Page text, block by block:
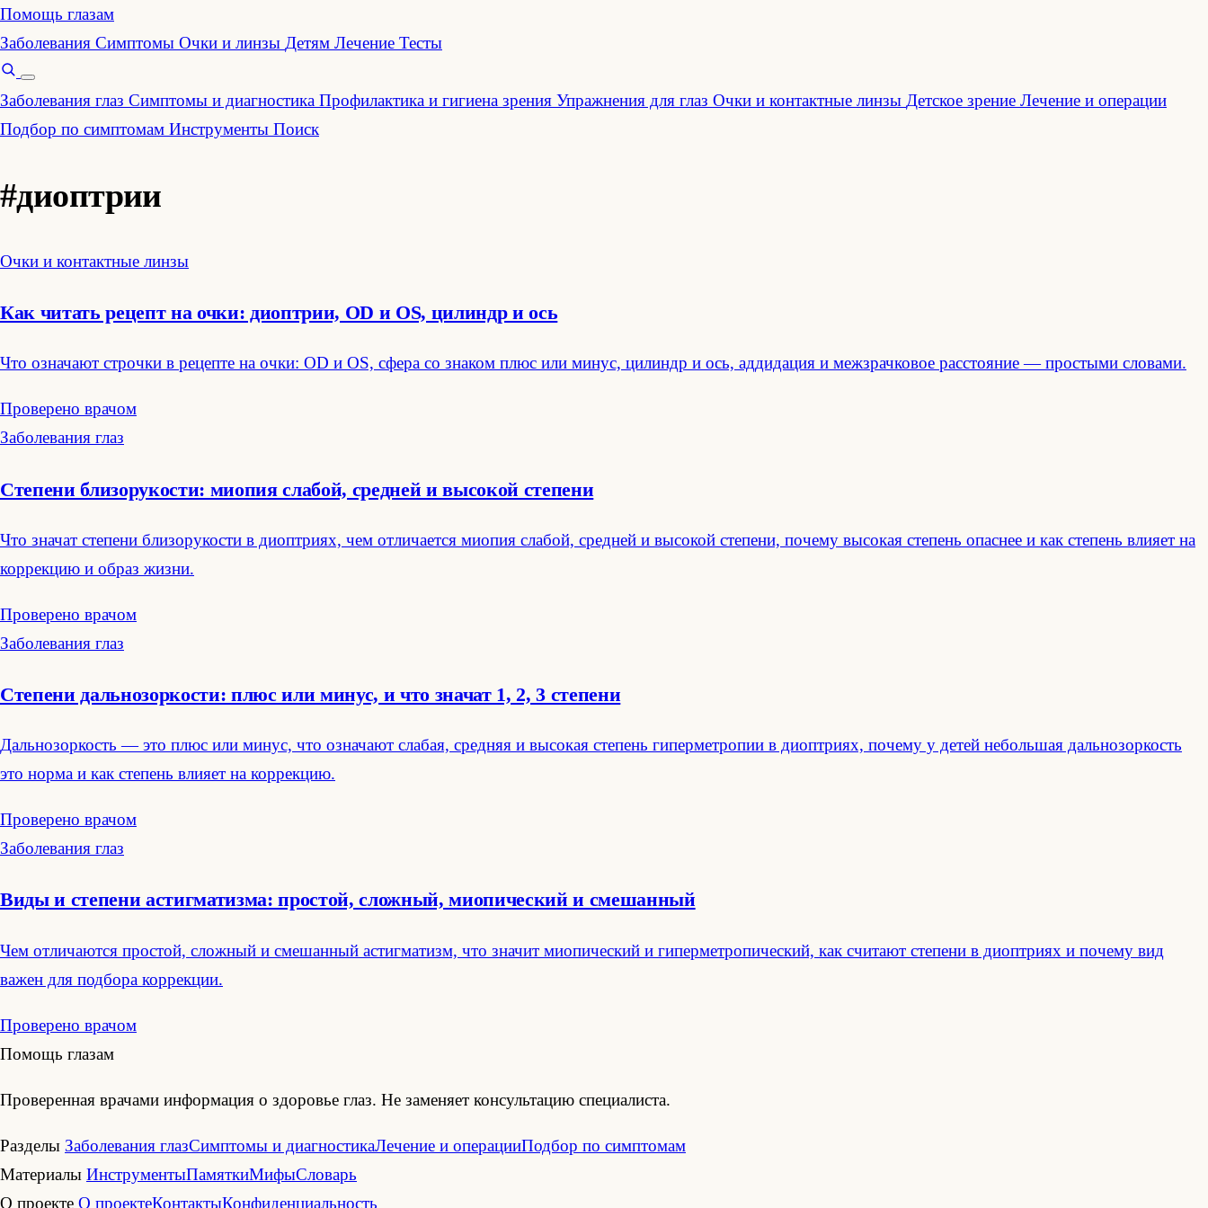
Помощь глазам
Заболевания Симптомы Очки и линзы Детям Лечение Тесты
Заболевания глаз Симптомы и диагностика Профилактика и гигиена зрения Упражнения для глаз Очки и контактные линзы Детское зрение Лечение и операции
Подбор по симптомам Инструменты Поиск
#диоптрии
Очки и контактные линзы
Как читать рецепт на очки: диоптрии, OD и OS, цилиндр и ось
Что означают строчки в рецепте на очки: OD и OS, сфера со знаком плюс или минус, цилиндр и ось, аддидация и межзрачковое расстояние — простыми словами.
Проверено врачом
Заболевания глаз
Степени близорукости: миопия слабой, средней и высокой степени
Что значат степени близорукости в диоптриях, чем отличается миопия слабой, средней и высокой степени, почему высокая степень опаснее и как степень влияет на
коррекцию и образ жизни.
Проверено врачом
Заболевания глаз
Степени дальнозоркости: плюс или минус, и что значат 1, 2, 3 степени
Дальнозоркость — это плюс или минус, что означают слабая, средняя и высокая степень гиперметропии в диоптриях, почему у детей небольшая дальнозоркость
это норма и как степень влияет на коррекцию.
Проверено врачом
Заболевания глаз
Виды и степени астигматизма: простой, сложный, миопический и смешанный
Чем отличаются простой, сложный и смешанный астигматизм, что значит миопический и гиперметропический, как считают степени в диоптриях и почему вид
важен для подбора коррекции.
Проверено врачом
Помощь глазам
Проверенная врачами информация о здоровье глаз. Не заменяет консультацию специалиста.
Разделы Заболевания глазСимптомы и диагностикаЛечение и операцииПодбор по симптомам
Материалы ИнструментыПамяткиМифыСловарь
О проекте О проектеКонтактыКонфиденциальность